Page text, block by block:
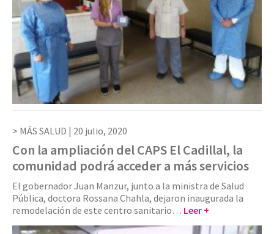
MÁS SALUD | 20 julio, 2020
Con la ampliación del CAPS El Cadillal, la
comunidad podrá acceder a más servicios
El gobernador Juan Manzur, junto a la ministra de Salud
Pública, doctora Rossana Chahla, dejaron inaugurada la
remodelación de este centro sanitario… Leer +